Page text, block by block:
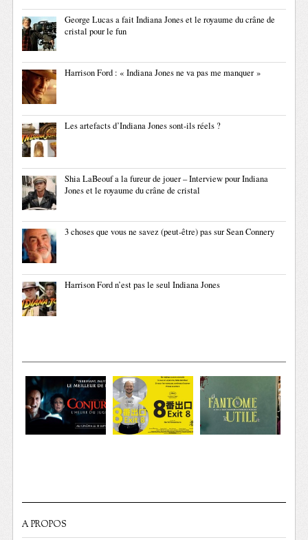
George Lucas a fait Indiana Jones et le royaume du crâne de
cristal pour le fun
Harrison Ford : « Indiana Jones ne va pas me manquer »
Les artefacts d’Indiana Jones sont-ils réels ?
Shia LaBeouf a la fureur de jouer – Interview pour Indiana
Jones et le royaume du crâne de cristal
3 choses que vous ne savez (peut-être) pas sur Sean Connery
Harrison Ford n’est pas le seul Indiana Jones
A PROPOS